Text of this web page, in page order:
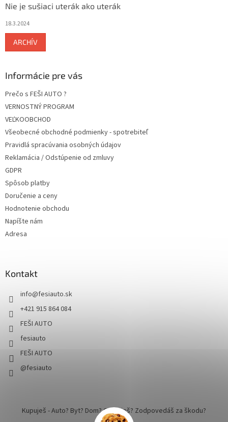
Nie je sušiaci uterák ako uterák
18.3.2024
ARCHÍV
Informácie pre vás
Prečo s FEŠI AUTO ?
VERNOSTNÝ PROGRAM
VEĽKOOBCHOD
Všeobecné obchodné podmienky - spotrebiteľ
Pravidlá spracúvania osobných údajov
Reklamácia / Odstúpenie od zmluvy
GDPR
Spôsob platby
Doručenie a ceny
Hodnotenie obchodu
Napíšte nám
Adresa
Kontakt
info@fesiauto.sk
+421 915 864 084
FEŠI AUTO
fesiauto
FEŠI AUTO
@fesiauto
Kupuješ - Auto? Byt? Dom? Cestuješ? Zodpovedáš za škodu?